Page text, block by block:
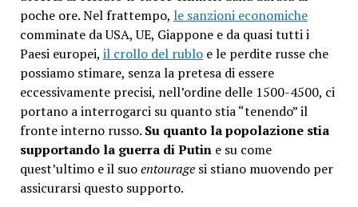
poche ore.Nel frattempo, le sanzioni economiche
comminate da USA, UE, Giappone e da quasi tutti i
Paesi europei, il crollo del rubloe le perdite russe che
possiamo stimare, senza la pretesa di essere
eccessivamente precisi, nell’ordine delle 1500-4500, ci
portano a interrogarci su quanto stia “tenendo” il
fronte interno russo. Su quanto la popolazione stia
supportando la guerra di Putine su come
quest’ultimo e il suoentouragesi stiano muovendo per
assicurarsi questo supporto.